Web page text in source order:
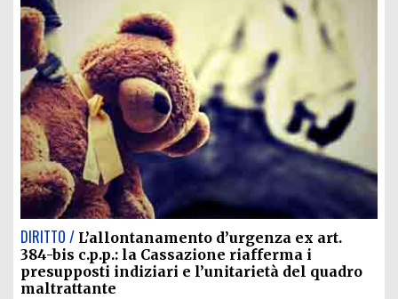
DIRITTO / L’allontanamento d’urgenza ex art.
384-bis c.p.p.: la Cassazione riafferma i
presupposti indiziari e l’unitarietà del quadro
maltrattante